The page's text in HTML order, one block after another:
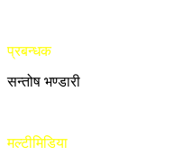
प्रबन्धक
सन्तोष भण्डारी
मल्टीमिडिया